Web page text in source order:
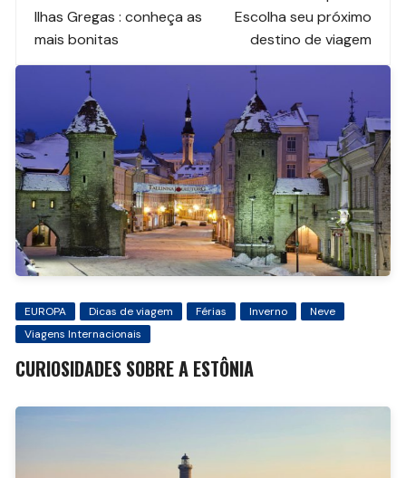
de
post
Ilhas Gregas : conheça as
mais bonitas
Escolha seu próximo
destino de viagem
EUROPA Dicas de viagem Férias Inverno
Neve
Viagens Internacionais
CURIOSIDADES SOBRE A ESTÔNIA